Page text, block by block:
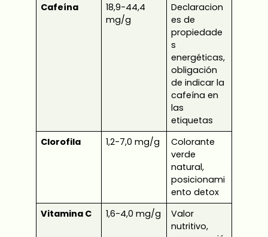
Cafeína
18,9-44,4
mg/g
Declaracion
es de
propiedade
s
energéticas,
obligación
de indicar la
cafeína en
las
etiquetas
Clorofila
1,2-7,0 mg/g
Colorante
verde
natural,
posicionami
ento detox
Vitamina C
1,6-4,0 mg/g
Valor
nutritivo,